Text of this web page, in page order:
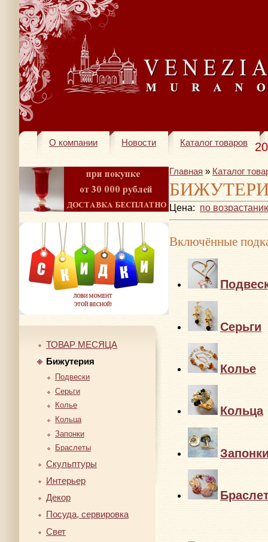
О компании Новости Каталог товаров
ТОВАР МЕСЯЦА
Бижутерия
Подвески
Серьги
Колье
Кольца
Запонки
Браслеты
Скульптуры
Интерьер
Декор
Посуда, сервировка
Свет
Главная » Каталог
Цена: по
Включённые
Серьги
Колье
Кольца